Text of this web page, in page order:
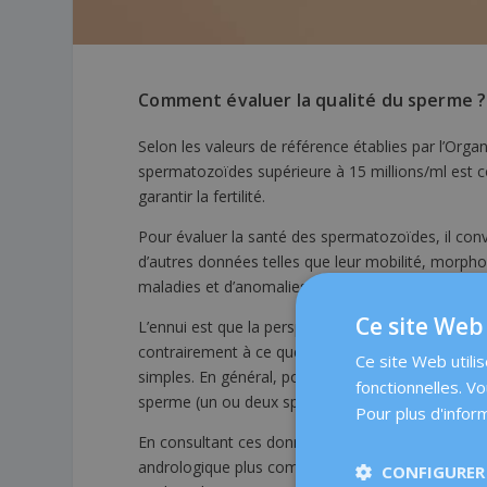
Comment évaluer la qualité du sperme ?
Selon les valeurs de référence établies par
spermatozoïdes supérieure à 15 millions/ml est
garantir la fertilité.
Pour évaluer la santé des spermatozoïdes, il
d’autres données telles que leur mobilité,
maladies et d’anomalies génétiques. Cette
L’ennui est que la perspective de se soumettre à
contrairement à ce que l’on pourrait croire, une
simples. En général, pour une première
sperme (un ou deux spermogrammes).
En consultant ces données et le dossier médical,
andrologique plus complet comprenant d’autres
Ce site
Ce site Web
fonctionnelles.
Pour plus